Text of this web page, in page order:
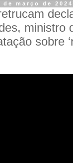
março de 2024
ministro
sobre